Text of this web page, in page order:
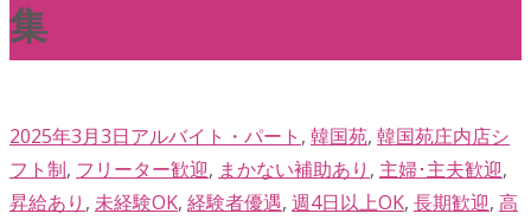
集
2025年3月3日アルバイト・パート , 韓国苑, 韓国苑庄内店シ
フト制, フリーター歓迎, まかない補助あり , 主婦･主夫歓迎,
昇給あり , 未経験OK, 経験者優遇, 週4日以上OK, 長期歓迎, 高